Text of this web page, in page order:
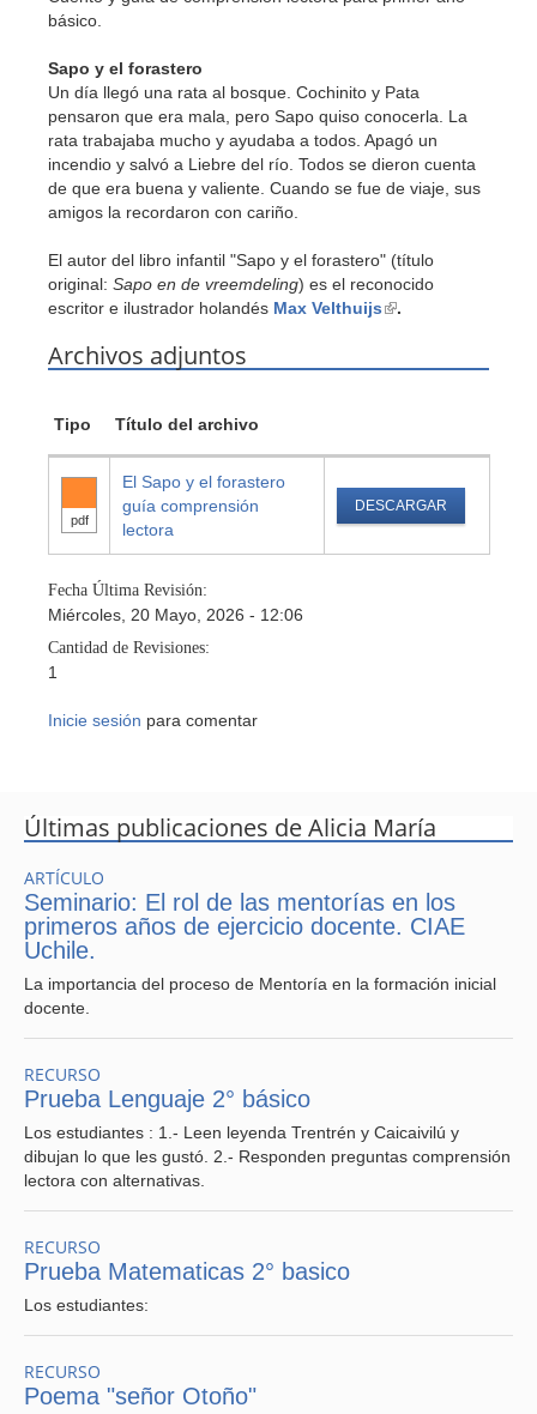
básico.
Sapo y el forastero
Un día llegó una rata al bosque. Cochinito y Pata
pensaron que era mala, pero Sapo quiso conocerla. La
rata trabajaba mucho y ayudaba a todos. Apagó un
incendio y salvó a Liebre del río. Todos se dieron cuenta
de que era buena y valiente. Cuando se fue de viaje, sus
amigos la recordaron con cariño.
El autor del libro infantil "Sapo y el forastero" (título
original: Sapo en de vreemdeling) es el reconocido
escritor e ilustrador holandés Max Velthuijs(link
.
Archivos adjuntos
Tipo Título del archivo
pdf
El Sapo y el forastero
guía comprensión
lectora
DESCARGAR
Fecha Última Revisión:
Miércoles, 20 Mayo, 2026 - 12:06
Cantidad de Revisiones:
1
Inicie sesión para comentar
Últimas publicaciones de Alicia María
ARTÍCULO
Seminario: El rol de las mentorías en los
primeros años de ejercicio docente. CIAE
Uchile.
La importancia del proceso de Mentoría en la formación inicial
docente.
RECURSO
Prueba Lenguaje 2° básico
Los estudiantes : 1.- Leen leyenda Trentrén y Caicaivilú y
dibujan lo que les gustó. 2.- Responden preguntas comprensión
lectora con alternativas.
RECURSO
Prueba Matematicas 2° basico
Los estudiantes:
RECURSO
Poema "señor Otoño"